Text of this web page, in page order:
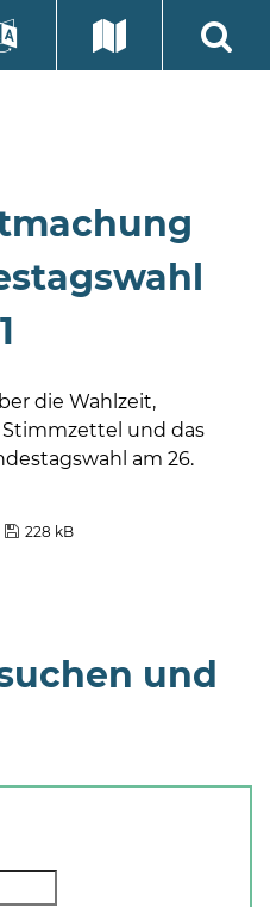
die Wahlzeit,
Stimmzettel und das
am 26.
228 kB
und